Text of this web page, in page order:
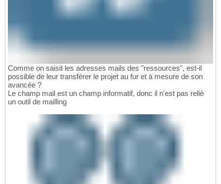
Comme on saisit les adresses mails des "ressources", est-il
possible de leur transférer le projet au fur et à mesure de son
avancée ?
Le champ mail est un champ informatif, donc il n'est pas relié
un outil de mailling